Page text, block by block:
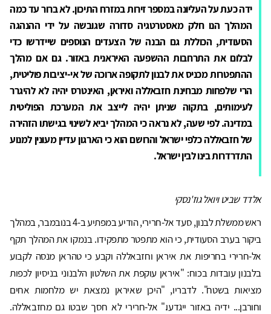
ידה כעת על העליונה במספר זירות במזרח התיכון. לא ברור עד כמה
המהלך הנו חלק מאסטרטגיה סדורה שגובשה על ידי ההנהגה
הסעודית, הכוללת גם הבנה של הצעדים הנוספים שיידרשו כדי
לבלום את התרחבות ההשפעה האיראנית באזור. גם אם מהלך
ההתפטרות מכניס את לבנון לתקופה ארוכה של אי-יציבות פוליטית,
הרי שלפחות מבחינת חזבאללה ואיראן, האינטרס יהיה לא להיגרר
לעימותים, בתקוה שניתן יהיה לייצב את המערכת הפוליטית
במדינה. לפי שעה, לא נראה כי המהלך יביא לשינוי בגישתו הזהירה
של חזבאללה כלפי ישראל והרושם הוא כי הארגון עדיין מעונין למנוע
התדרדרות בינו לבין ישראל.
אלדד שביט ויואל גוז'נסקי
ראש ממשלת לבנון, סעד אל-חרירי, הודיע במפתיע ב-4 בנובמבר, במהלך
ביקור בערב הסעודית, כי הוא מתפטר מתפקידו. בנמקו את המהלך תקף
אל-חרירי בחריפות את איראן וחזבאללה וקבע כי טהראן מנסה לקבוע
בלבנון עובדות בכוח: "איראן עוקפת את השלטון הלבנוני בניסיון לכפות
מציאות בשטח". לדבריו, "היכן שאיראן נמצאת יש מלחמות אחים
וחורבן... ידיה באזור ייגדעו." אל-חרירי לא חסך שבטו גם מחזבאללה.